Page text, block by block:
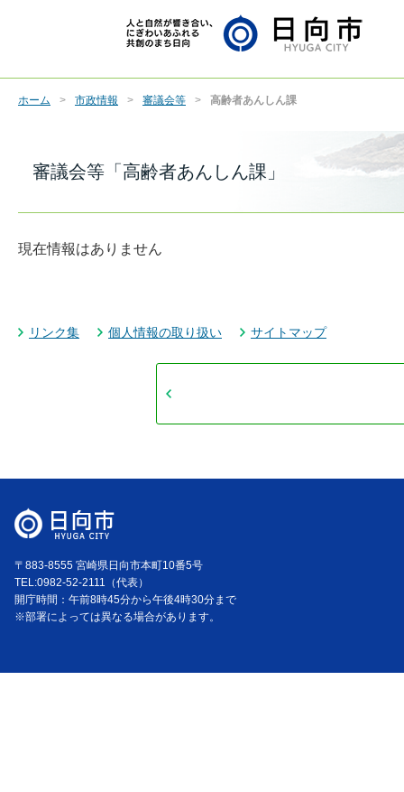
ホーム 市政情報 審議会等 高齢者あんしん課
審議会等「高齢者あんしん課」
現在情報はありません
リンク集 個人情報の取り扱い サイトマップ
〒883-8555 宮崎県日向市本町10番5号
TEL:0982-52-2111（代表）
開庁時間：午前8時45分から午後4時30分まで
※部署によっては異なる場合があります。